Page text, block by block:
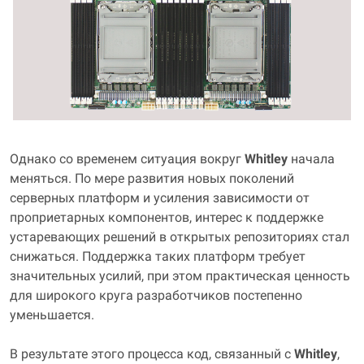
Однако со временем ситуация вокруг Whitley начала
меняться. По мере развития новых поколений
серверных платформ и усиления зависимости от
проприетарных компонентов, интерес к поддержке
устаревающих решений в открытых репозиториях стал
снижаться. Поддержка таких платформ требует
значительных усилий, при этом практическая ценность
для широкого круга разработчиков постепенно
уменьшается.
В результате этого процесса код, связанный с Whitley,